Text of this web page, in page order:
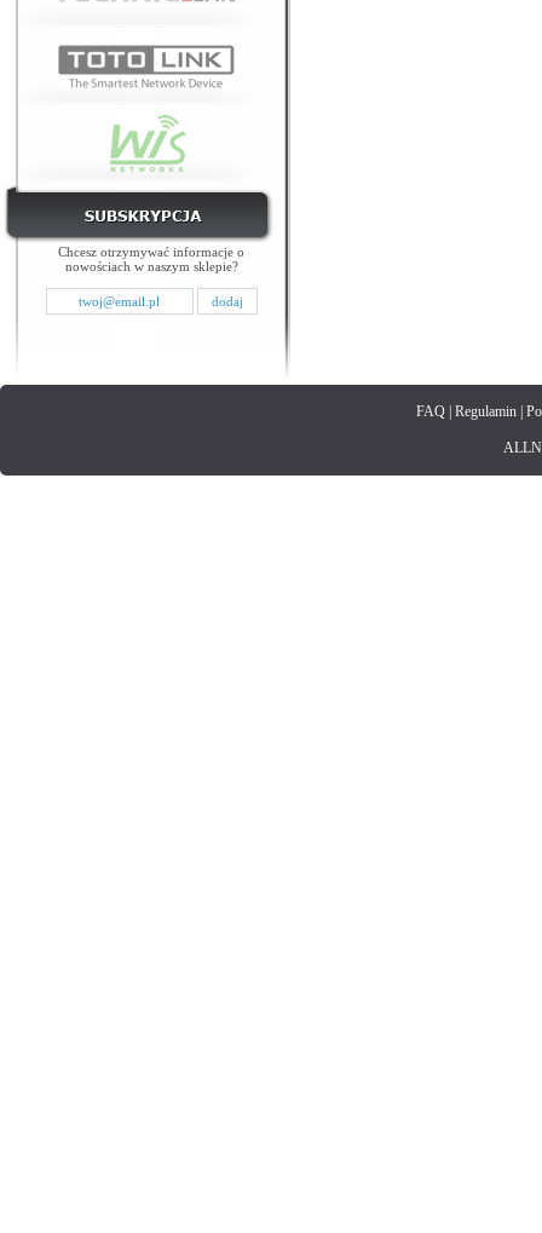
Chcesz otrzymywać informacje o
nowościach w naszym sklepie?
FAQ| Regulamin|